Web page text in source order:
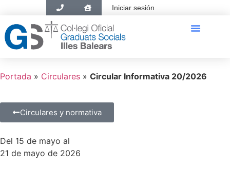
Iniciar sesión
Portada » Circulares » Circular Informativa 20/2026
Circulares y normativa
Del 15 de mayo al
21 de mayo de 2026